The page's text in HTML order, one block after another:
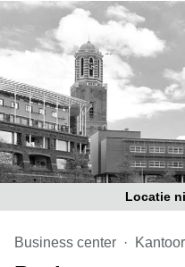
Tilburg
Zwolle
Amsterdam
Westpoort
Business
center
Hilversum
Business
center
Den
Haag
Coworking
space
Breda
Coworking
Locatie
Business center Kantoor